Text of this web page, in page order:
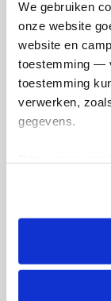
We gebruiken
onze website
website en
toestemming —
toestemming
verwerken,
gegevens.
tonen. Je kunt
intrekken via
lijst met